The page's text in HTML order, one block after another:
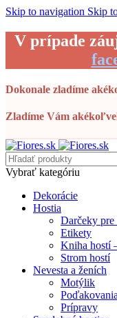
Skip to navigation Skip
V prípade
Dokonale zladíme
Zladíme Vám
Vybrať kategóriu
Dekorácie
Hostia
Darčeky pre
Etikety
Kniha hostí
Strom hostí
Nevesta a ženích
Motýlik
Prípravy